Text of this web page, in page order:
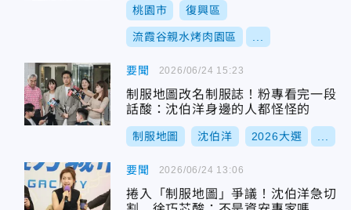
桃園市 復興區
流霞谷親水烤肉園區
要聞
制服地圖改名制服誌！粉專看完一段
話酸：沈伯洋身邊的人都怪怪的
制服地圖 沈伯洋 2026大選
2026/06/24 15:23
要聞
捲入「制服地圖」爭議！沈伯洋急切
2026/06/24 13:06